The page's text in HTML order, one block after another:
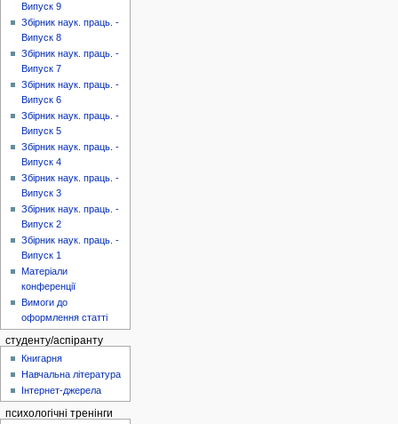
Випуск 9
Збірник наук. праць. -
Випуск 8
Збірник наук. праць. -
Випуск 7
Збірник наук. праць. -
Випуск 6
Збірник наук. праць. -
Випуск 5
Збірник наук. праць. -
Випуск 4
Збірник наук. праць. -
Випуск 3
Збірник наук. праць. -
Випуск 2
Збірник наук. праць. -
Випуск 1
Матеріали
конференції
Вимоги до
оформлення статті
студенту/аспіранту
Книгарня
Навчальна література
Інтернет-джерела
психологічні тренінги